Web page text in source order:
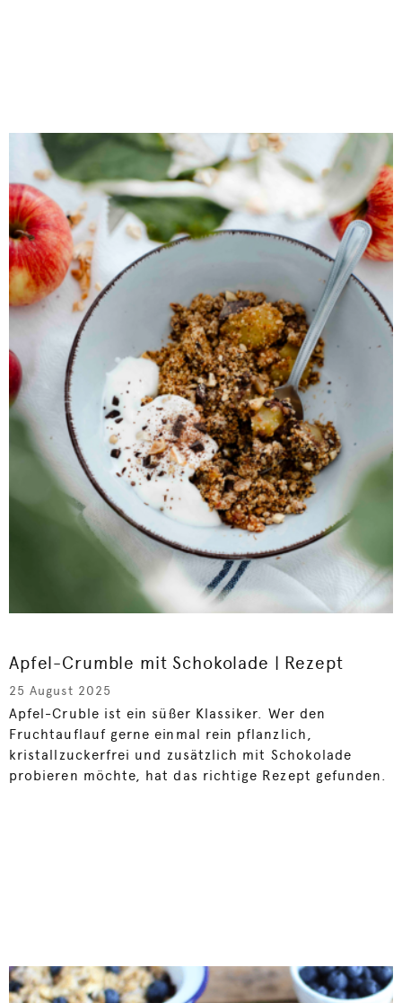
Apfel-Crumble mit Schokolade | Rezept
25 August 2025
Apfel-Cruble ist ein süßer Klassiker. Wer den
Fruchtauflauf gerne einmal rein pflanzlich,
kristallzuckerfrei und zusätzlich mit Schokolade
probieren möchte, hat das richtige Rezept gefunden.